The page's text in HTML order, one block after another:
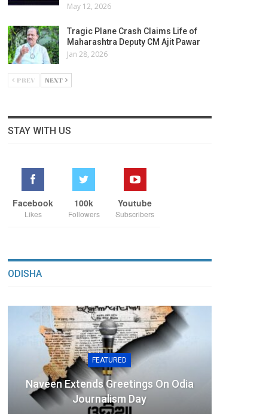
May 12, 2026
Tragic Plane Crash Claims Life of
Maharashtra Deputy CM Ajit Pawar
Jan 28, 2026
PREV NEXT
STAY WITH US
Facebook
Likes
100k
Followers
Youtube
Subscribers
ODISHA
FEATURED
Naveen Extends Greetings On Odia
Journalism Day